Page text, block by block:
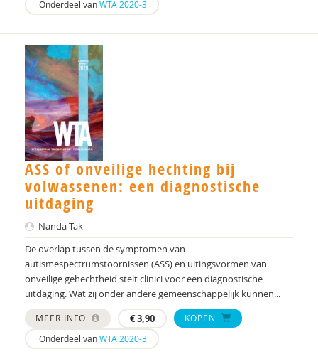
Anneke Nieuwe Weme
Ilse Noens
Harmke Nygard-Smith
Saskia Palmen
Hans Peters
Nienke Peters-Scheffer
Ben Poortland
Lucinda Pouw
Mw. prof. dr. E.H.M. Eurelings-Bontekoe
Door prof. dr. Frits Boer
Wouter Radius
Onderdeel vanWTA 2020-3
ASS of onveilige hechting bij
volwassenen: een diagnostische
uitdaging
Nanda Tak
De overlap tussen de symptomen van
autismespectrumstoornissen (ASS) en uitingsvormen van
onveilige gehechtheid stelt clinici voor een diagnostische
uitdaging. Wat zij onder andere gemeenschappelijk kunnen...
MEER INFO €3,90
KOPEN
Onderdeel vanWTA 2020-3